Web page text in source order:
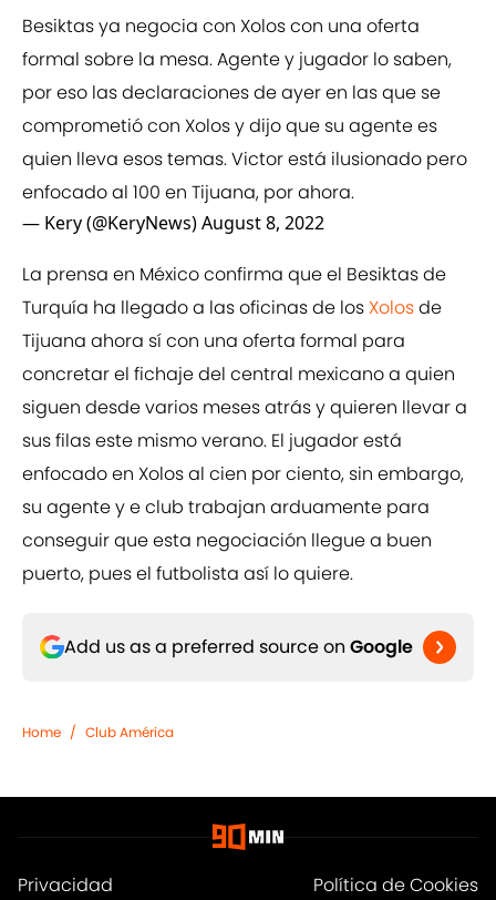
Besiktas ya negocia con Xolos con una oferta
formal sobre la mesa. Agente y jugador lo saben,
por eso las declaraciones de ayer en las que se
comprometió con Xolos y dijo que su agente es
quien lleva esos temas. Victor está ilusionado pero
enfocado al 100 en Tijuana, por ahora.
— Kery (@KeryNews)August 8, 2022
La prensa en México confirma que el Besiktas de
Turquía ha llegado a las oficinas de losXolosde
Tijuana ahora sí con una oferta formal para
concretar el fichaje del central mexicano a quien
siguen desde varios meses atrás y quieren llevar a
sus filas este mismo verano. El jugador está
enfocado en Xolos al cien por ciento, sin embargo,
su agente y e club trabajan arduamente para
conseguir que esta negociación llegue a buen
puerto, pues el futbolista así lo quiere.
Add us as a preferred source on Google
Home / Club América
Privacidad Política de Cookies